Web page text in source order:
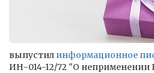
выпустил информационное
ИН-014-12/72 "О неприменении